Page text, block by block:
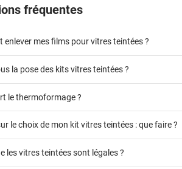
fréquentes
enlever mes films pour vitres teintées ?
la pose des kits vitres teintées ?
teintées
le thermoformage ?
faciliter la pose du film sur la vitre
le choix de mon kit vitres teintées : que faire ?
les vitres teintées sont légales ?